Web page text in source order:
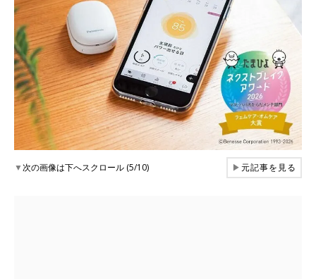
▼次の画像は下へスクロール (5/10) ▶元記事を見る